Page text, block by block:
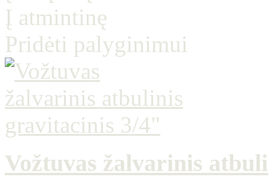
Į atmintinę
Pridėti palyginimui
Vožtuvas žalvarinis